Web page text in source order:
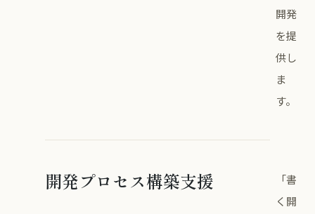
開発
を提
供し
ま
す。
開発プロセス構築支援
「書
く開